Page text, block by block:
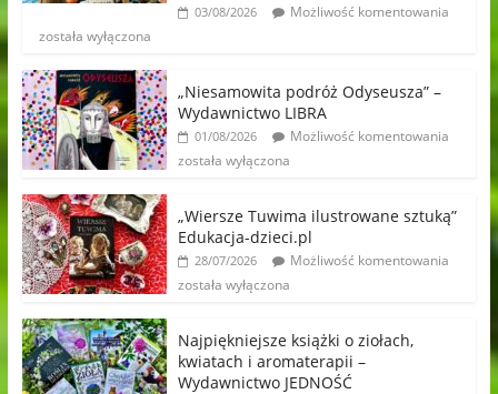
03/08/2026
Możliwość komentowania
została wyłączona
„Niesamowita podróż Odyseusza” –
Wydawnictwo LIBRA
01/08/2026
Możliwość komentowania
została wyłączona
„Wiersze Tuwima ilustrowane sztuką”
Edukacja-dzieci.pl
28/07/2026
Możliwość komentowania
została wyłączona
Najpiękniejsze książki o ziołach,
kwiatach i aromaterapii –
Wydawnictwo JEDNOŚĆ